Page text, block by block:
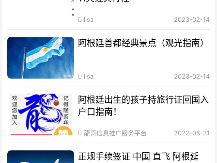
lisa 2023-02-14
阿根廷首都经典景点（观光指南）
lisa 2023-02-14
阿根廷出生的孩子持旅行证回国入
户口指南！
龍哥信息推广服务平台 2022-08-31
正规手续签证 中国 直飞 阿根延